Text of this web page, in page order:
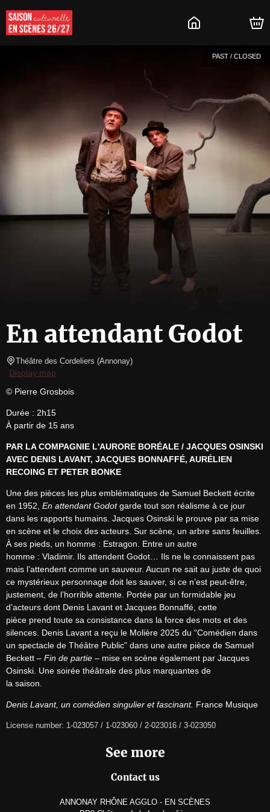
PAST / CLOSED
En attendant Godot
Théâtre des Cordeliers (Annonay)
Display map
© Pierre Grosbois
Durée : 2h15
À partir de 15 ans
PAR LA COMPAGNIE L'AURORE BORÉALE / JACQUES OSINSKI
AVEC DENIS LAVANT, JACQUES BONNAFFÉ, AURÉLIEN
RECOING ET PETER BONKE
Une des pièces les plus emblématiques de Samuel Beckett écrite
en 1952, En attendant Godot garde tout son réalisme à ce jour
dans les rapports humains. Jacques Osinski le prouve par sa mise
en scène et le choix des acteurs. Sur scène, un arbre sans feuilles.
À ses pieds, un homme : Estragon. Entre un autre
homme : Vladimir. Ils attendent Godot… Ils ne le connaissent pas
mais l’attendent comme un sauveur. Aucun ne sait au juste de quoi
ce mystérieux personnage doit les sauver, si ce n’est peut-être,
justement, de l’horrible attente. Portée par un formidable jeu
d’acteurs dont Denis Lavant et Jacques Bonnaffé, cette
pièce prend toute sa consistance dans la force des mots et des
silences. Denis Lavant a reçu le Molière 2025 du “Comédien dans
un spectacle de Théâtre Public” dans une autre pièce de Samuel
Beckett – Fin de partie – mise en scène également par Jacques
Osinski. Une soirée théâtrale des plus marquantes de
la saison.
Denis Lavant, un comédien singulier et fascinant. France Musique
License number: 1-023057 / 1-023060 / 2-023016 / 3-023050
See more
Contact us
ANNONAY RHÔNE AGGLO - EN SCÈNES